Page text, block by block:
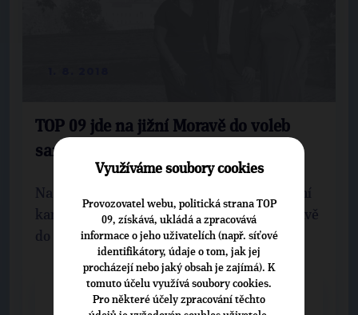
TOP 09 jde na jižní Moravě do voleb
samostatně i v koalicích
Na konci července uplynul termín pro podání
kandidátních listin. TOP 09 jde na jižní Moravě
do voleb samostatně, v koalicích či s ...
CELÝ ČLÁNEK
Využíváme soubory cookies
Provozovatel webu, politická strana TOP
09, získává, ukládá a zpracovává
informace o jeho uživatelích (např. síťové
identifikátory, údaje o tom, jak jej
procházejí nebo jaký obsah je zajímá). K
tomuto účelu využívá soubory cookies.
Pro některé účely zpracování těchto